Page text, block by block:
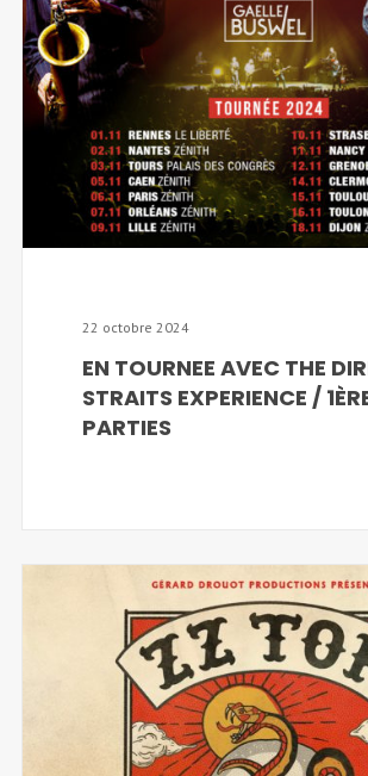
22 octobre 2024
EN TOURNEE AVEC THE
STRAITS EXPERIENCE /
PARTIES